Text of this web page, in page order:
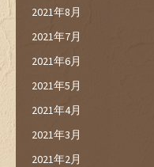
2021年8月
2021年7月
2021年6月
2021年5月
2021年4月
2021年3月
2021年2月